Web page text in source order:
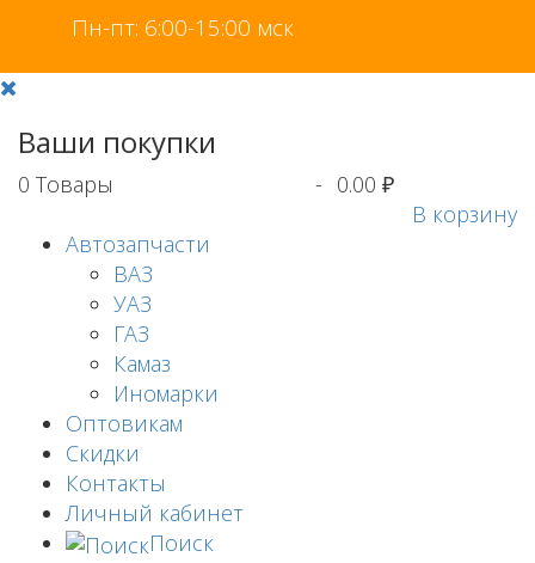
Пн-пт: 6:00-15:00 мск
Ваши покупки
0 Товары - 0.00 ₽
В корзину
Автозапчасти
ВАЗ
УАЗ
ГАЗ
Камаз
Иномарки
Оптовикам
Скидки
Контакты
Личный кабинет
Поиск